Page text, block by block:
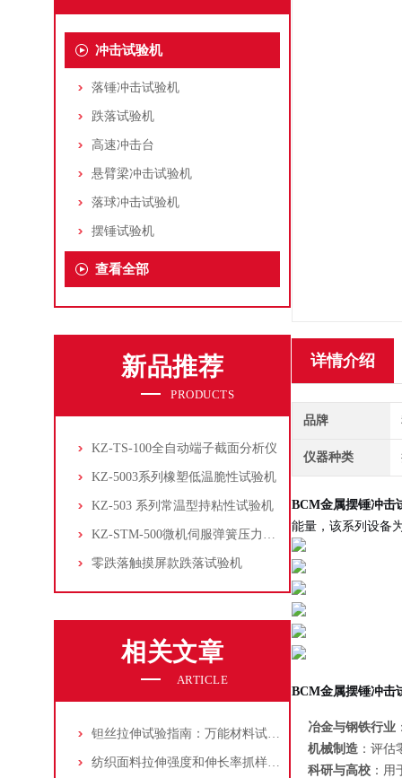
冲击试验机
落锤冲击试验机
跌落试验机
高速冲击台
悬臂梁冲击试验机
落球冲击试验机
摆锤试验机
查看全部
新品推荐
PRODUCTS
KZ-TS-100全自动端子截面分析仪
KZ-5003系列橡塑低温脆性试验机
KZ-503 系列常温型持粘性试验机
KZ-STM-500微机伺服弹簧压力试验机
零跌落触摸屏款跌落试验机
相关文章
ARTICLE
钽丝拉伸试验指南：万能材料试验机的设置、操作与结果解读
纺织面料拉伸强度和伸长率抓样法怎么测试？厂家技术解答
详情介绍
品牌
仪器种类
BCM金属摆锤冲击
能量，该系列设备
BCM金属摆锤冲击
冶金与钢铁行业
机械制造：评估
科研与高校：用